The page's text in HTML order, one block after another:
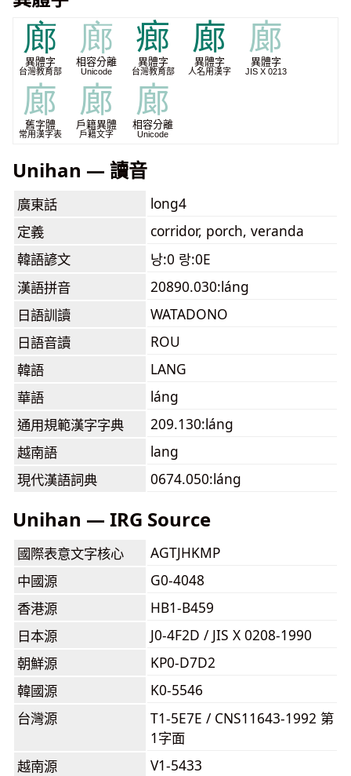
廊
異體字
台灣教育部
廊
相容分離
Unicode
㾿
異體字
台灣教育部
廊
異體字
人名用漢字
廊
異體字
JIS X 0213
廊
舊字體
常用漢字表
廊
戶籍異體
戶籍文字
廊
相容分離
Unicode
Unihan — 讀音
廣東話
long4
定義
corridor, porch, veranda
韓語諺文
낭:0 랑:0E
漢語拼音
20890.030:láng
日語訓讀
WATADONO
日語音讀
ROU
韓語
LANG
華語
láng
通用規範漢字字典
209.130:láng
越南語
lang
現代漢語詞典
0674.050:láng
Unihan — IRG Source
國際表意文字核心
AGTJHKMP
中國源
G0-4048
香港源
HB1-B459
日本源
J0-4F2D / JIS X 0208-1990
朝鮮源
KP0-D7D2
韓國源
K0-5546
台灣源
T1-5E7E / CNS11643-1992 第
1字面
越南源
V1-5433